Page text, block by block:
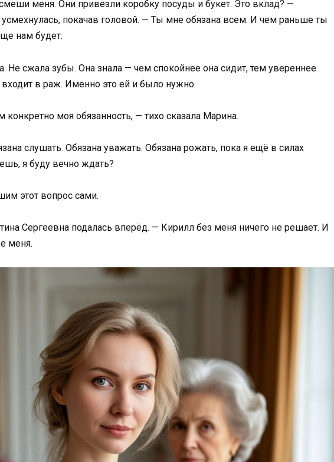
меня. Они привезли коробку посуды и букет. Это вклад? —
усмехнулась, покачав головой. — Ты мне обязана всем. И чем раньше ты
нам будет.
Не сжала зубы. Она знала — чем спокойнее она сидит, тем увереннее
входит в раж. Именно это ей и было нужно.
моя обязанность, — тихо сказала Марина.
слушать. Обязана уважать. Обязана рожать, пока я ещё в силах
я буду вечно ждать?
этот вопрос сами.
Сергеевна подалась вперёд. — Кирилл без меня ничего не решает. И
меня.